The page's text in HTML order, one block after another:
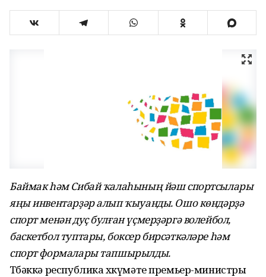
Баймак һәм Сибай ҡалаһының йәш спортсылары
яңы инвентарҙәр алып ҡыуанды. Ошо көндәрҙә
спорт менән дуҫ булған үҫмерҙәргә волейбол,
баскетбол туптары, боксер бирсәткәләре һәм
спорт формалары тапшырылды.
Төбәккә республика хөкүмәте премьер-министры